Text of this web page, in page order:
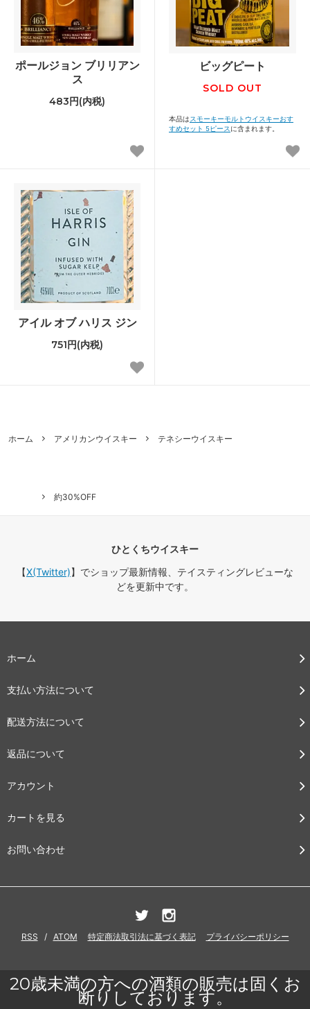
ポールジョン ブリリアン
ス
483円(内税)
ビッグピート
SOLD OUT
本品はスモーキーモルトウイスキーおす
すめセット 5ピース に含まれます。
アイル オブ ハリス ジン
751円(内税)
ホーム アメリカンウイスキー テネシーウイスキー
約30%OFF
ひとくちウイスキー
【X(Twitter)】でショップ最新情報、テイスティングレビューな
どを更新中です。
ホーム
支払い方法について
配送方法について
返品について
アカウント
カートを見る
お問い合わせ
RSS / ATOM 特定商法取引法に基づく表記 プライバシーポリシー
20歳未満の方への酒類の販売は固くお
断りしております。